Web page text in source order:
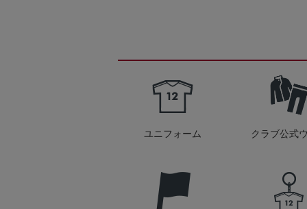
ユニフォーム クラブ公式